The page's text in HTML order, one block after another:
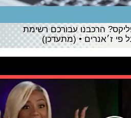
הרכבנו עבורכם רשימת
ז׳אנרים • (מתעדכן)